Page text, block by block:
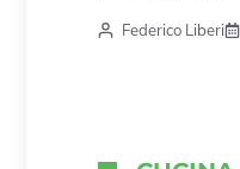
Federico Liberi